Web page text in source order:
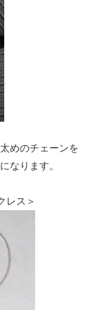
めのチェーンを
なります。
レス＞